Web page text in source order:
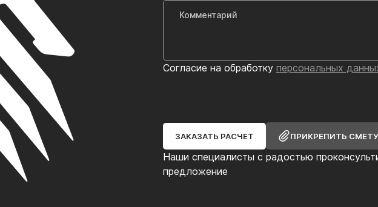
Наши специалисты с радостью
предложение
Согласие на обработку персональных
ЗАКАЗАТЬ РАСЧЕТ ПРИКРЕПИТЬ СМЕТУ